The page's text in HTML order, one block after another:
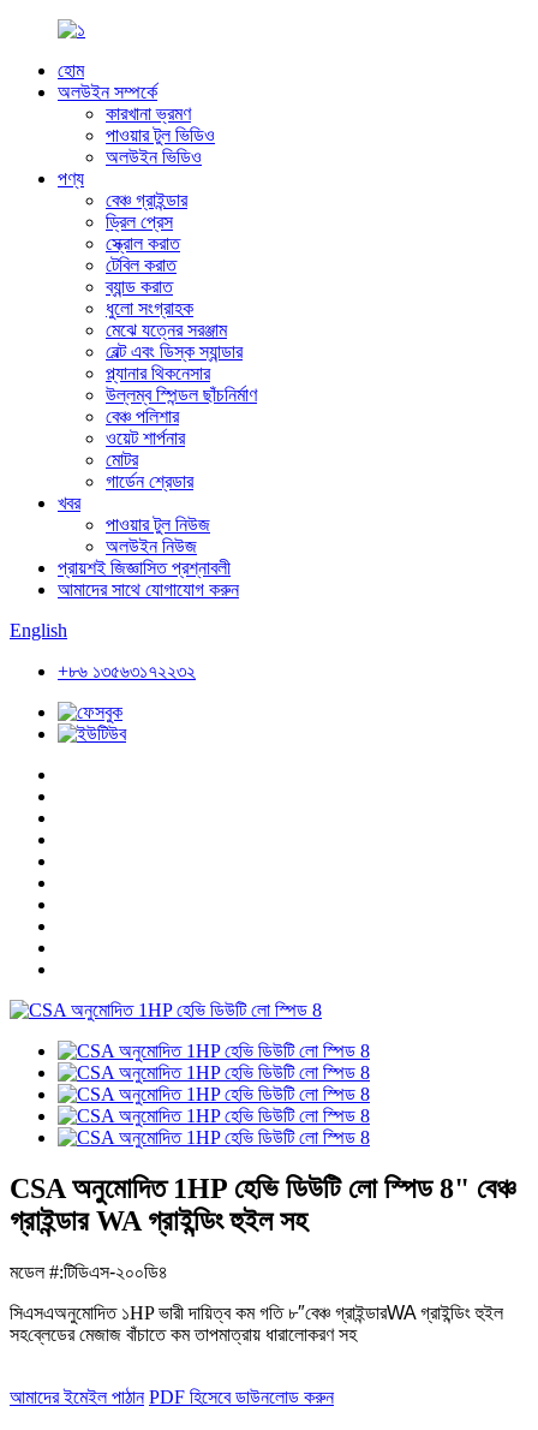
হোম
অলউইন সম্পর্কে
কারখানা ভ্রমণ
পাওয়ার টুল ভিডিও
অলউইন ভিডিও
পণ্য
বেঞ্চ গ্রাইন্ডার
ড্রিল প্রেস
স্ক্রোল করাত
টেবিল করাত
ব্যান্ড করাত
ধুলো সংগ্রাহক
মেঝে যত্নের সরঞ্জাম
বেল্ট এবং ডিস্ক স্যান্ডার
প্ল্যানার থিকনেসার
উল্লম্ব স্পিন্ডল ছাঁচনির্মাণ
বেঞ্চ পলিশার
ওয়েট শার্পনার
মোটর
গার্ডেন শ্রেডার
খবর
পাওয়ার টুল নিউজ
অলউইন নিউজ
প্রায়শই জিজ্ঞাসিত প্রশ্নাবলী
আমাদের সাথে যোগাযোগ করুন
English
+৮৬ ১৩৫৬৩১৭২২৩২
CSA অনুমোদিত 1HP হেভি ডিউটি ​​লো স্পিড 8" বেঞ্চ
গ্রাইন্ডার WA গ্রাইন্ডিং হুইল সহ
মডেল #:টিডিএস-২০০ডি৪
সিএসএঅনুমোদিত ১HPভারী দায়িত্ব কম গতি ৮″বেঞ্চ গ্রাইন্ডারWA গ্রাইন্ডিং হুইল
সহব্লেডের মেজাজ বাঁচাতে কম তাপমাত্রায় ধারালোকরণ সহ
আমাদের ইমেইল পাঠান PDF হিসেবে ডাউনলোড করুন